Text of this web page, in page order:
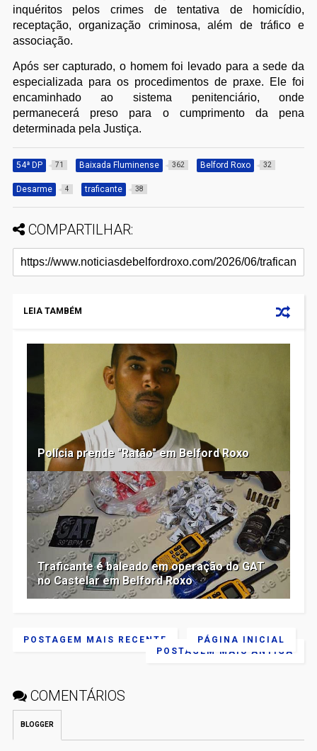
inquéritos pelos crimes de tentativa de homicídio,
receptação, organização criminosa, além de tráfico e
associação.
Após ser capturado, o homem foi levado para a sede da
especializada para os procedimentos de praxe. Ele foi
encaminhado ao sistema penitenciário, onde
permanecerá preso para o cumprimento da pena
determinada pela Justiça.
54ª DP 71 Baixada Fluminense 362 Belford Roxo 32
Desarme 4 traficante 38
COMPARTILHAR:
LEIA TAMBÉM
Polícia prende "Ratão" em Belford Roxo
Traficante é baleado em operação do GAT
no Castelar em Belford Roxo
POSTAGEM MAIS RECENTE
POSTAGEM MAIS ANTIGA
PÁGINA INICIAL
COMENTÁRIOS
BLOGGER